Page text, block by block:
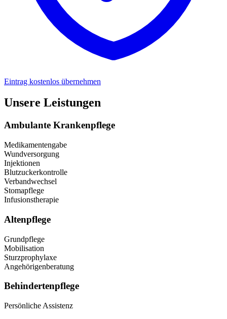
Eintrag kostenlos übernehmen
Unsere Leistungen
Ambulante Krankenpflege
Medikamentengabe
Wundversorgung
Injektionen
Blutzuckerkontrolle
Verbandwechsel
Stomapflege
Infusionstherapie
Altenpflege
Grundpflege
Mobilisation
Sturzprophylaxe
Angehörigenberatung
Behindertenpflege
Persönliche Assistenz